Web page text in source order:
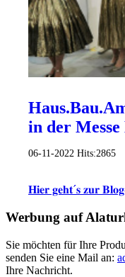
in der
06-11-2022 Hits:2865
𝐇𝐢𝐞𝐫 𝐠𝐞𝐡𝐭´𝐬 𝐳𝐮𝐫
Werbung auf
Sie möchten für Ihre
senden Sie eine Mail an:
Ihre Nachricht.